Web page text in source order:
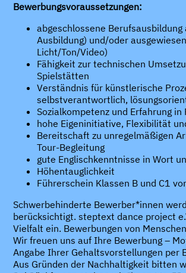
Bewerbungsvoraussetzungen:
abgeschlossene
Ausbildung) und/oder
Licht/Ton/Video)
Fähigkeit zur technischen
Spielstätten
Verständnis für künstlerische
selbstverantwortlich,
Sozialkompetenz und Erfahrung in
hohe Eigeninitiative, Flexibilität
Bereitschaft zu unregelmäßigen
Tour-Begleitung
gute Englischkenntnisse in Wort
Höhentauglichkeit
Führerschein Klassen B und C1
Schwerbehinderte Bewerber*innen
berücksichtigt. steptext dance project
Vielfalt ein. Bewerbungen von
Wir freuen uns auf Ihre Bewerbung –
Angabe Ihrer Gehaltsvorstellungen per
Aus Gründen der Nachhaltigkeit bitten